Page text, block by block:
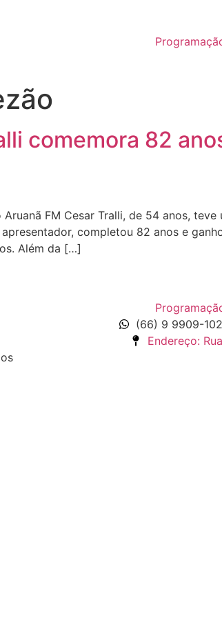
comemora 82
Aruanã FM Cesar Tralli, de 54 anos,
completou 82 anos e
Além da […]
(66) 9 9909-
Endereço: